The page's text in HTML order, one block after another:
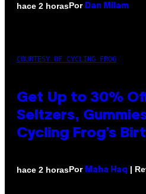
hace 2 horasPor Dan Milam
COURTESY OF CYCLING FROG
Get Up to 30%
Seltzers,
Cycling Frog’s
hace 2 horasPor Maha Haq |